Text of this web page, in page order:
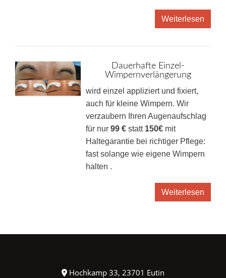
Weiterlesen
Dauerhafte Einzel-
Wimpernverlängerung
wird einzel appliziert und fixiert,
auch für kleine Wimpern. Wir
verzaubern Ihren Augenaufschlag
für nur 99 €statt 150€mit
Haltegarantie bei richtiger Pflege:
fast solange wie eigene Wimpern
halten .
Weiterlesen
Hochkamp 33, 23701 Eutin